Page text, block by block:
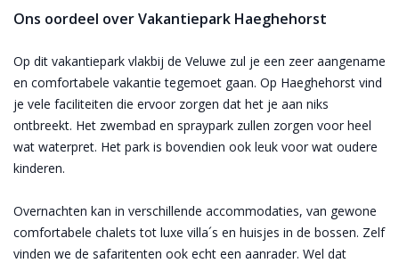
Ons oordeel over Vakantiepark Haeghehorst
Op dit vakantiepark vlakbij de Veluwe zul je een zeer aangename
en comfortabele vakantie tegemoet gaan. Op Haeghehorst vind
je vele faciliteiten die ervoor zorgen dat het je aan niks
ontbreekt. Het zwembad en spraypark zullen zorgen voor heel
wat waterpret. Het park is bovendien ook leuk voor wat oudere
kinderen.
Overnachten kan in verschillende accommodaties, van gewone
comfortabele chalets tot luxe villa´s en huisjes in de bossen. Zelf
vinden we de safaritenten ook echt een aanrader. Wel dat